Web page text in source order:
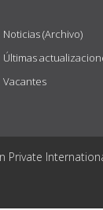
Noticias (Archivo)
Últimas
Vacantes
Private